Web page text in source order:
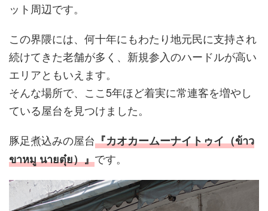
ット周辺です。
この界隈には、何十年にもわたり地元民に支持され
続けてきた老舗が多く、新規参入のハードルが高い
エリアともいえます。
そんな場所で、ここ5年ほど着実に常連客を増やし
ている屋台を見つけました。
豚足煮込みの屋台『カオカームーナイトゥイ（ข้าว
ขาหมู นายตุ๋ย）』です。